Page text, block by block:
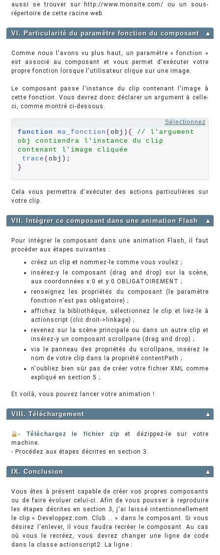
aussi se trouver sur http://www.monsite.com/ ou un sous-
répertoire de cette racine web.
VI. Particularité du paramètre fonction du composant ▲
Comme nous l'avons vu plus haut, un paramètre « fonction »
est associé au composant et vous permet d'exécuter votre
propre fonction lorsque l'utilisateur clique sur une image.
Le composant passe l'instance du clip contenant l'image à
cette fonction. Vous devrez donc déclarer un argument à celle-
ci, comme montré ci-dessous.
Sélectionnez
function ma_fonction (obj) {
// l'argument
obj contiendra l'instance du clip
contenant l'image cliquée
trace (obj) ;
}
Cela vous permettra d'exécuter des actions particulières sur
votre clip.
VII. Intégrer ce composant dans une animation Flash ▲
Pour intégrer le composant dans une animation Flash, il faut
procéder aux étapes suivantes :
créez un clip et nommez-le comme vous voulez ;
insérez-y le composant (drag and drop) sur la scène,
aux coordonnées x:0 et y:0 OBLIGATOIREMENT ;
renseignez les propriétés du composant (le paramètre
fonction n'est pas obligatoire) ;
affichez la bibliothèque, sélectionnez le clip et liez-le à
actionscript (clic droit->linkage) ;
revenez sur la scène principale ou dans un autre clip et
insérez-y un composant scrollpane (drag and drop) ;
via le panneau des propriétés du scrollpane, insérez le
nom de votre clip dans la propriété contentPath ;
n'oubliez bien sûr pas de créer votre fichier XML comme
expliqué en section 5 ;
Et voilà, vous pouvez lancer votre animation !
VIII. Téléchargement ▲
- Téléchargez le fichier zip et dézippez-le sur votre
machine.
- Procédez aux étapes décrites en section 3.
IX. Conclusion ▲
Vous êtes à présent capable de créer vos propres composants
ou de faire évoluer celui-ci. Afin de vous pousser à reproduire
les étapes décrites en section 3, j'ai laissé intentionnellement
le clip « Developpez.com. Club … » dans le composant. Si vous
désirez l'enlever, il vous faudra recréer le composant. Au cas
où vous le recréez, vous devrez changer une ligne de code
dans la classe actionscript2. La ligne :